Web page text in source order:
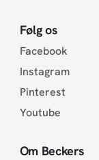
Følg os
Facebook
Instagram
Pinterest
Youtube
Om Beckers